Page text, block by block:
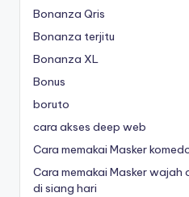
Bonanza Qris
Bonanza terjitu
Bonanza XL
Bonus
boruto
cara akses deep web
Cara memakai Masker
Cara memakai Masker
di siang hari